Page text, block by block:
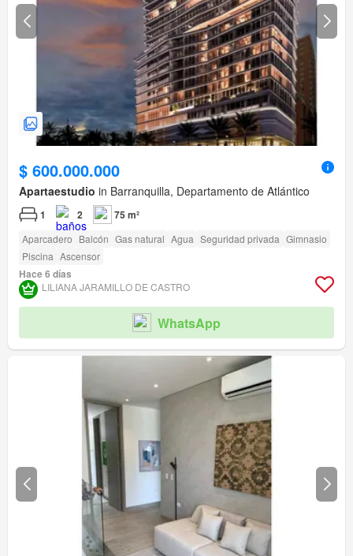
$ 600.000.000
Apartaestudio in Barranquilla, Departamento de Atlántico
1 2 75 m²
Aparcadero Balcón Gas natural Agua Seguridad privada Gimnasio
Piscina Ascensor
Hace 6 días
LILIANA JARAMILLO DE CASTRO
WhatsApp